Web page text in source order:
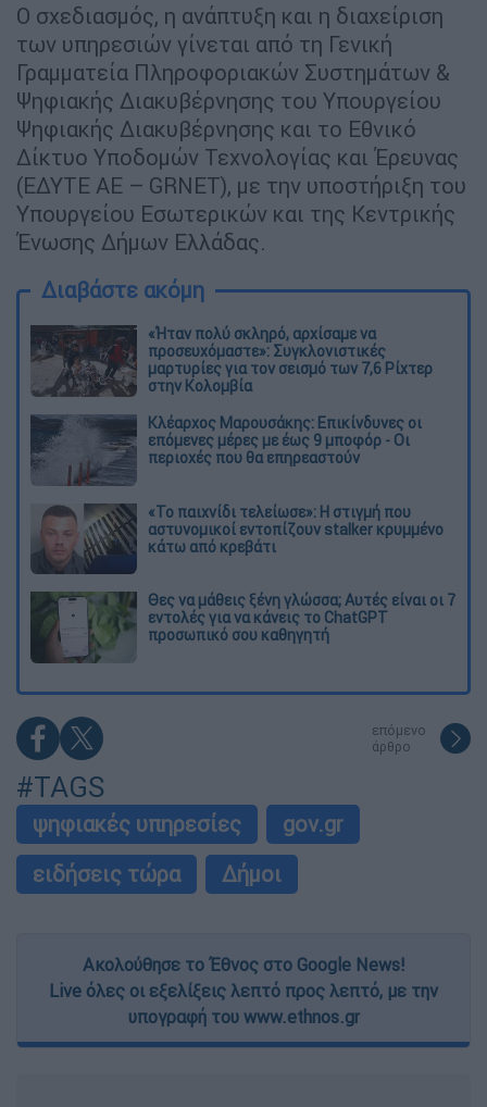
Ο σχεδιασμός, η ανάπτυξη και η διαχείριση
των υπηρεσιών γίνεται από τη Γενική
Γραμματεία Πληροφοριακών Συστημάτων &
Ψηφιακής Διακυβέρνησης του Υπουργείου
Ψηφιακής Διακυβέρνησης και το Εθνικό
Δίκτυο Υποδομών Τεχνολογίας και Έρευνας
(ΕΔΥΤΕ ΑΕ – GRNET), με την υποστήριξη του
Υπουργείου Εσωτερικών και της Κεντρικής
Ένωσης Δήμων Ελλάδας.
Διαβάστε ακόμη
«Ήταν πολύ σκληρό, αρχίσαμε να
προσευχόμαστε»: Συγκλονιστικές
μαρτυρίες για τον σεισμό των 7,6 Ρίχτερ
στην Κολομβία
Κλέαρχος Μαρουσάκης: Επικίνδυνες οι
επόμενες μέρες με έως 9 μποφόρ - Οι
περιοχές που θα επηρεαστούν
«Το παιχνίδι τελείωσε»: Η στιγμή που
αστυνομικοί εντοπίζουν stalker κρυμμένο
κάτω από κρεβάτι
Θες να μάθεις ξένη γλώσσα; Αυτές είναι οι 7
εντολές για να κάνεις το ChatGPT
προσωπικό σου καθηγητή
επόμενο
άρθρο
#TAGS
ψηφιακές υπηρεσίες
gov.gr
ειδήσεις τώρα
Δήμοι
Ακολούθησε το Έθνος στο Google News!
Live όλες οι εξελίξεις λεπτό προς λεπτό, με την
υπογραφή του www.ethnos.gr